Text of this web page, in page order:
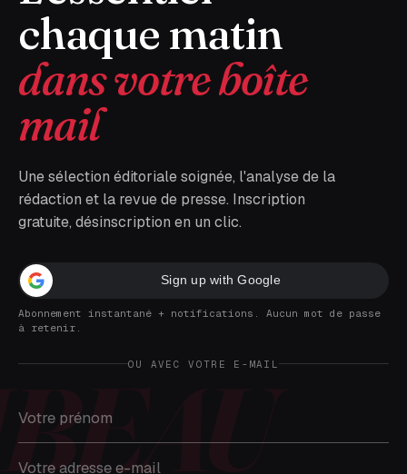
chaque matin
dans votre boîte
mail
Une sélection éditoriale soignée, l'analyse de la
rédaction et la revue de presse. Inscription
gratuite, désinscription en un clic.
Sign up with Google
Abonnement instantané + notifications. Aucun mot de passe
à retenir.
OU AVEC VOTRE E-MAIL